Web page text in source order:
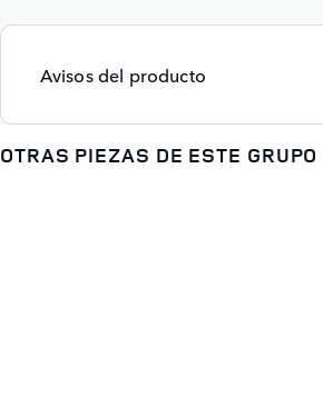
Avisos del producto
OTRAS PIEZAS DE ESTE GRUPO